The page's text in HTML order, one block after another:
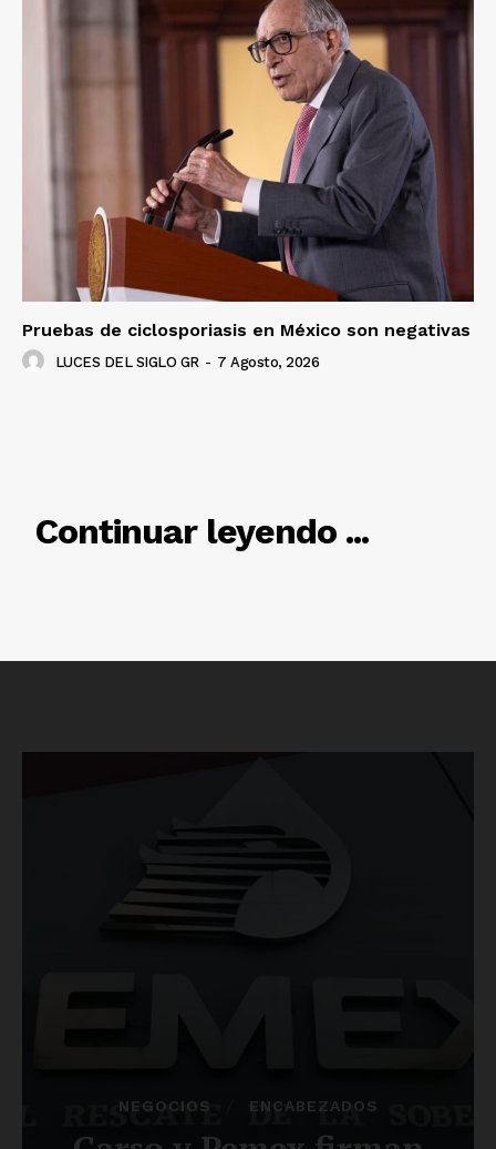
Pruebas de ciclosporiasis en México son negativas
LUCES DEL SIGLO GR - 7 Agosto, 2026
Continuar leyendo ...
RELACIONADO